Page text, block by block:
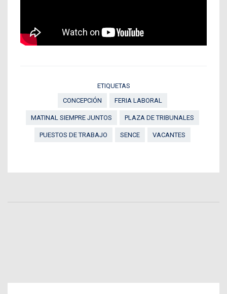
ETIQUETAS
CONCEPCIÓN
FERIA LABORAL
MATINAL SIEMPRE JUNTOS PLAZA DE TRIBUNALES
PUESTOS DE TRABAJO SENCE VACANTES